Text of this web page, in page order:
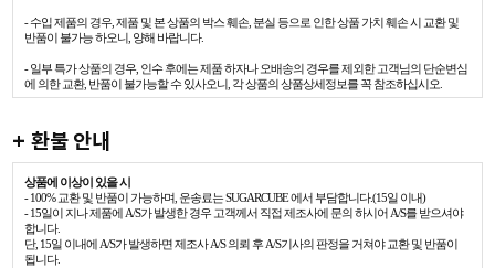
- 수입 제품의 경우, 제품 및 본 상품의 박스 훼손, 분실 등으로 인한 상품 가치 훼손 시 교환 및
반품이 불가능 하오니, 양해 바랍니다.
- 일부 특가 상품의 경우, 인수 후에는 제품 하자나 오배송의 경우를 제외한 고객님의 단순변심
에 의한 교환, 반품이 불가능할 수 있사오니, 각 상품의 상품상세정보를 꼭 참조하십시오.
+ 환불 안내
상품에 이상이 있을 시
- 100% 교환 및 반품이 가능하며, 운송료는 SUGARCUBE 에서 부담합니다.(15일 이내)
- 15일이 지나 제품에 A/S가 발생한 경우 고객께서 직접 제조사에 문의 하시어 A/S를 받으셔야
합니다.
단, 15일 이내에 A/S가 발생하면 제조사 A/S 의뢰 후 A/S기사의 판정을 거쳐야 교환 및 반품이
됩니다.